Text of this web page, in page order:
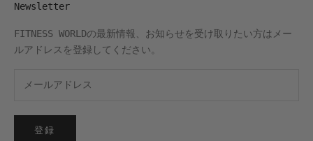
Newsletter
FITNESS WORLDの最新情報、お知らせを受け取りたい方はメー
ルアドレスを登録してください。
登録